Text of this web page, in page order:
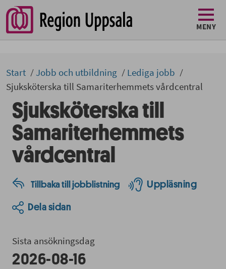
MENY
Start Jobb och utbildning
Lediga jobb
Sjuksköterska till Samariterhemmets vårdcentral
Sjuksköterska till
Samariterhemmets
vårdcentral
Tillbaka till jobblistning Uppläsning
Dela sidan
Sista ansökningsdag
2026-08-16